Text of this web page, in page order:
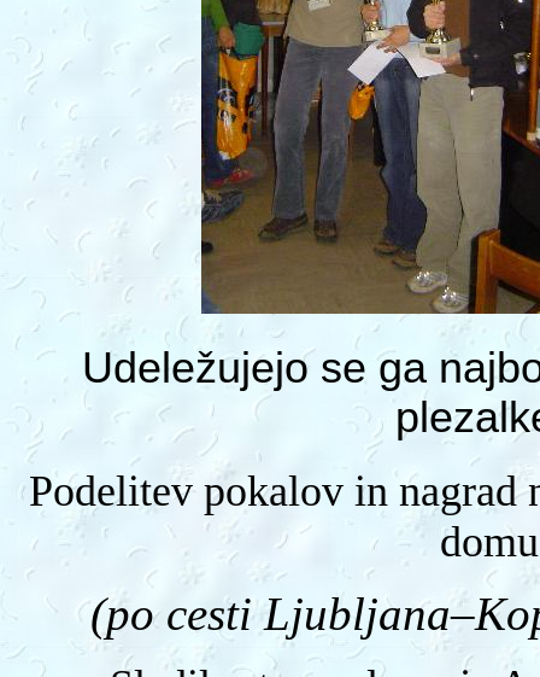
Udeležujejo se ga
Podelitev pokalov in
(po cesti